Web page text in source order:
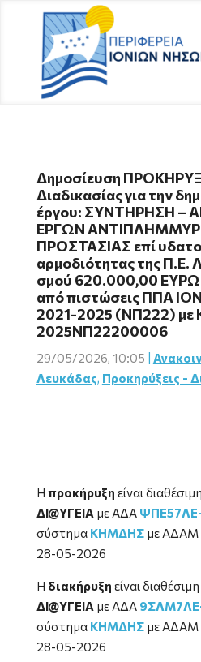
Δημοσίευση
Διαδικασίας για την
έργου: ΣΥΝΤΗΡΗΣΗ –
ΕΡΓΩΝ
ΠΡΟΣΤΑΣΙΑΣ επί
αρμοδιότητας της Π.Ε.
σμού 620.000,00 ΕΥΡΩ
από πιστώσεις ΠΠΑ
2021-2025 (ΝΠ222) με
2025ΝΠ22200006
29/05/2026, 10:05
Λευκάδας, Προκηρύξεις -
Η προκήρυξη είναι
ΔΙ@ΥΓΕΙΑ με ΑΔΑ
σύστημα ΚΗΜΔΗΣμε ΑΔΑΜ
28-05-2026
Η διακήρυξη είναι
ΔΙ@ΥΓΕΙΑ με ΑΔΑ
σύστημα ΚΗΜΔΗΣμε ΑΔΑΜ
28-05-2026